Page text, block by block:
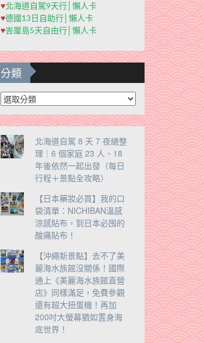
♥北海道自駕9天行│懶人卡
♥德國13日自助行│懶人卡
♥峇厘島5天自由行│懶人卡
分類
分
類
北海道自駕 8 天 7 夜總整
理｜6 個家庭 23 人、18
年後依然一起出發（每日
行程＋景點全攻略）
【日本藥妝必買】我的口
袋清單：NICHIBAN溫感
涼感貼布，到日本必囤的
酸痛貼布！
【沖繩新景點】去不了美
麗海水族館沒關係！國際
通上《美麗海水族館直營
店》同樣滿足，免費參觀
還有超大扭蛋機！再加
200吋大螢幕猶如置身海
底世界！